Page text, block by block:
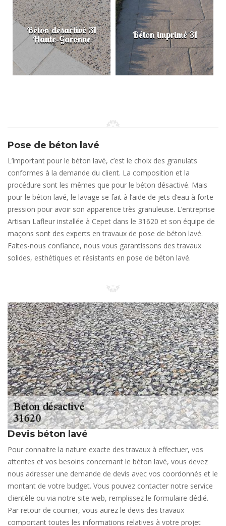
Béton désactivé 31
Haute-Garonne Béton imprimé 31
Pose de béton lavé
L’important pour le béton lavé, c’est le choix des granulats
conformes à la demande du client. La composition et la
procédure sont les mêmes que pour le béton désactivé. Mais
pour le béton lavé, le lavage se fait à l’aide de jets d’eau à forte
pression pour avoir son apparence très granuleuse. L’entreprise
Artisan Lafleur installée à Cepet dans le 31620 et son équipe de
maçons sont des experts en travaux de pose de béton lavé.
Faites-nous confiance, nous vous garantissons des travaux
solides, esthétiques et résistants en pose de béton lavé.
Devis béton lavé
Pour connaitre la nature exacte des travaux à effectuer, vos
attentes et vos besoins concernant le béton lavé, vous devez
nous adresser une demande de devis avec vos coordonnés et le
montant de votre budget. Vous pouvez contacter notre service
clientèle ou via notre site web, remplissez le formulaire dédié.
Par retour de courrier, vous aurez le devis des travaux
comportant toutes les informations relatives à votre projet